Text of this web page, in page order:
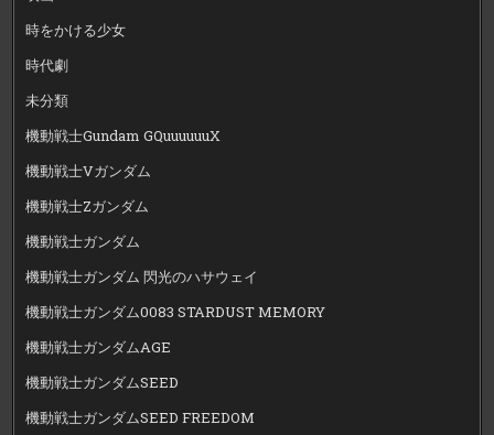
時をかける少女
時代劇
未分類
機動戦士Gundam GQuuuuuuX
機動戦士Vガンダム
機動戦士Zガンダム
機動戦士ガンダム
機動戦士ガンダム 閃光のハサウェイ
機動戦士ガンダム0083 STARDUST MEMORY
機動戦士ガンダムAGE
機動戦士ガンダムSEED
機動戦士ガンダムSEED FREEDOM